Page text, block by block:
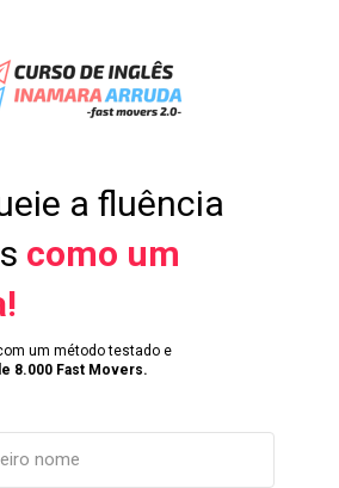
a fluência
como um
um método testado e
8.000 Fast Movers.